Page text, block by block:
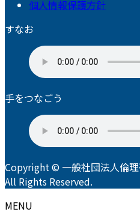
個人情報保護方針
すなお
手をつなごう
Copyright © 一般社団法人倫
All Rights Reserved.
MENU